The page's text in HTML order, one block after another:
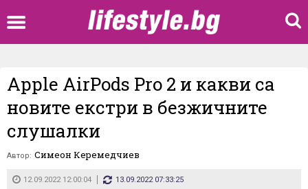
Apple AirPods Pro 2 и какви са
новите екстри в безжичните
слушалки
Автор: Симеон Керемедчиев
12.09.2022 12:00:04 13.09.2022 07:33:25